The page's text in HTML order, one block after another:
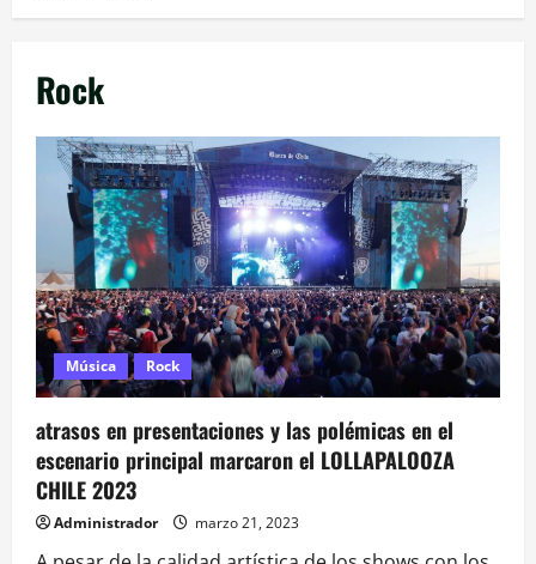
Rock
Música Rock
atrasos en presentaciones y las polémicas en el
escenario principal marcaron el LOLLAPALOOZA
CHILE 2023
Administrador marzo 21, 2023